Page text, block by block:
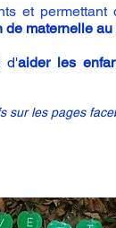
et
de maternelle au
d'aider les
sur les pages